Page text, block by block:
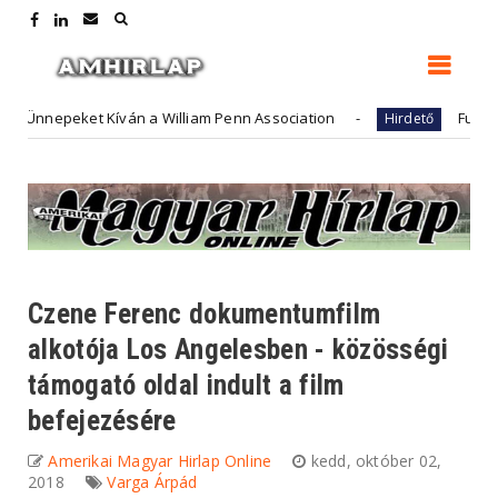
Kíván a William Penn Association Hirdető FutureArt -
Czene Ferenc dokumentumfilm
alkotója Los Angelesben - közösségi
támogató oldal indult a film
befejezésére
Amerikai Magyar Hirlap Online
kedd, október 02,
2018
Varga Árpád